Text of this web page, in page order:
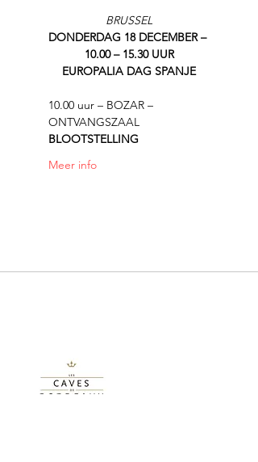
BRUSSEL
DONDERDAG 18 DECEMBER –
10.00 – 15.30 UUR
EUROPALIA DAG SPANJE
10.00 uur – BOZAR –
ONTVANGSZAAL
BLOOTSTELLING
Meer info